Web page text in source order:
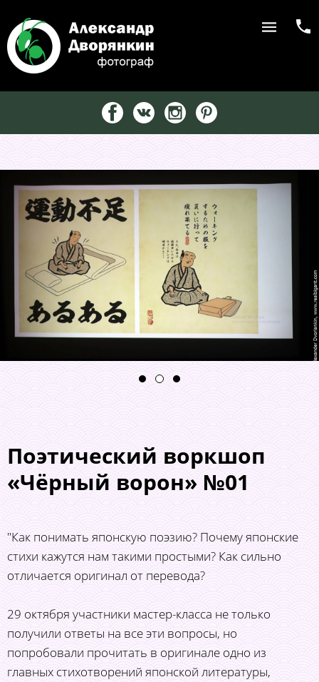
Поэтический воркшоп
«Чёрный ворон» №01
"Как понимать японскую поэзию? Почему японские
стихи кажутся нам такими простыми? Как сильно
отличается оригинал от перевода?
29 октября участники мастер-класса не только
получили ответы на все эти вопросы, но
попробовали прочитать в оригинале одно из
главных стихотворений японской литературы,